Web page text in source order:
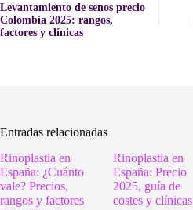
Levantamiento de senos precio
Colombia 2025: rangos,
factores y clínicas
Entradas relacionadas
Rinoplastia en
España: ¿Cuánto
vale? Precios,
rangos y factores
Rinoplastia en
España: Precio
2025, guía de
costes y clínicas